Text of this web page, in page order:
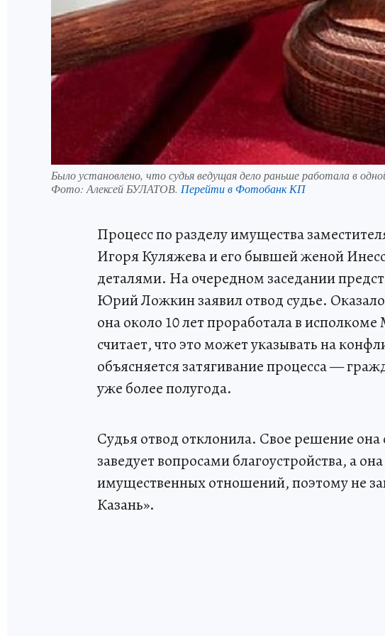
Было установлено, что судья ведущая дело раньше работала в
Фото: Алексей БУЛАТОВ. Перейти в Фотобанк КП
Процесс по разделу имущества
Игоря Куляжева и его бывшей женой
деталями. На очередном заседании
Юрий Ложкин заявил отвод судье.
она около 10 лет проработала в
считает, что это может указывать на
объясняется затягивание процесса —
уже более полугода.
Судья отвод отклонила. Свое решение
заведует вопросами благоустройства, а
имущественных отношений, поэтому не
Казань».